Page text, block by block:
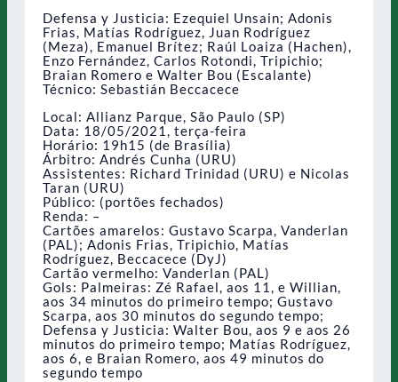
Defensa y Justicia: Ezequiel Unsain; Adonis
Frias, Matías Rodríguez, Juan Rodríguez
(Meza), Emanuel Brítez; Raúl Loaiza (Hachen),
Enzo Fernández, Carlos Rotondi, Tripichio;
Braian Romero e Walter Bou (Escalante)
Técnico: Sebastián Beccacece
Local: Allianz Parque, São Paulo (SP)
Data: 18/05/2021, terça-feira
Horário: 19h15 (de Brasília)
Árbitro: Andrés Cunha (URU)
Assistentes: Richard Trinidad (URU) e Nicolas
Taran (URU)
Público: (portões fechados)
Renda: –
Cartões amarelos: Gustavo Scarpa, Vanderlan
(PAL); Adonis Frias, Tripichio, Matías
Rodríguez, Beccacece (DyJ)
Cartão vermelho: Vanderlan (PAL)
Gols: Palmeiras: Zé Rafael, aos 11, e Willian,
aos 34 minutos do primeiro tempo; Gustavo
Scarpa, aos 30 minutos do segundo tempo;
Defensa y Justicia: Walter Bou, aos 9 e aos 26
minutos do primeiro tempo; Matías Rodríguez,
aos 6, e Braian Romero, aos 49 minutos do
segundo tempo